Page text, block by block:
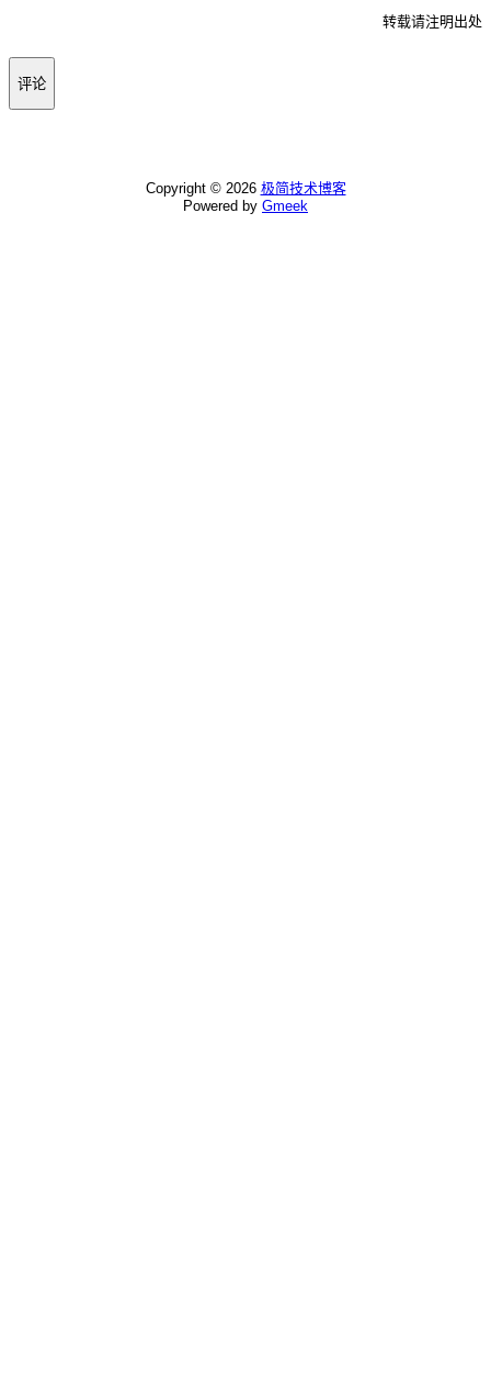
转载请注明出处
评论
Copyright © 2026 极简技术博客
Powered by Gmeek